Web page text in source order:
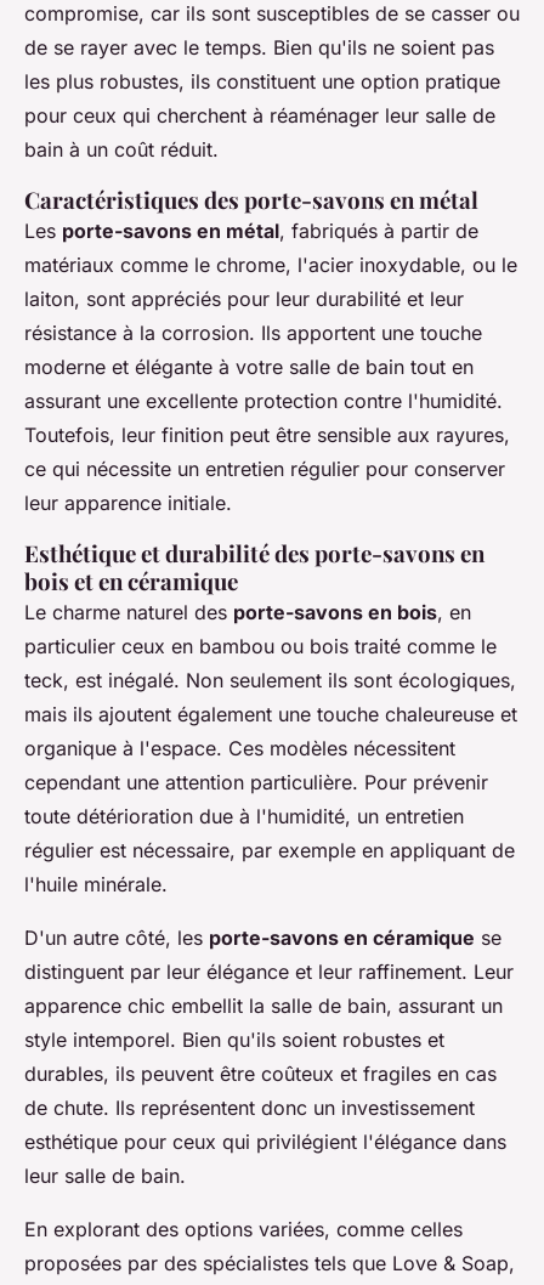
compromise, car ils sont susceptibles de se casser ou
de se rayer avec le temps. Bien qu'ils ne soient pas
les plus robustes, ils constituent une option pratique
pour ceux qui cherchent à réaménager leur salle de
bain à un coût réduit.
Caractéristiques des porte-savons en métal
Les porte-savons en métal, fabriqués à partir de
matériaux comme le chrome, l'acier inoxydable, ou le
laiton, sont appréciés pour leur durabilité et leur
résistance à la corrosion. Ils apportent une touche
moderne et élégante à votre salle de bain tout en
assurant une excellente protection contre l'humidité.
Toutefois, leur finition peut être sensible aux rayures,
ce qui nécessite un entretien régulier pour conserver
leur apparence initiale.
Esthétique et durabilité des porte-savons en
bois et en céramique
Le charme naturel des porte-savons en bois, en
particulier ceux en bambou ou bois traité comme le
teck, est inégalé. Non seulement ils sont écologiques,
mais ils ajoutent également une touche chaleureuse et
organique à l'espace. Ces modèles nécessitent
cependant une attention particulière. Pour prévenir
toute détérioration due à l'humidité, un entretien
régulier est nécessaire, par exemple en appliquant de
l'huile minérale.
D'un autre côté, les porte-savons en céramique se
distinguent par leur élégance et leur raffinement. Leur
apparence chic embellit la salle de bain, assurant un
style intemporel. Bien qu'ils soient robustes et
durables, ils peuvent être coûteux et fragiles en cas
de chute. Ils représentent donc un investissement
esthétique pour ceux qui privilégient l'élégance dans
leur salle de bain.
En explorant des options variées, comme celles
proposées par des spécialistes tels que Love & Soap,